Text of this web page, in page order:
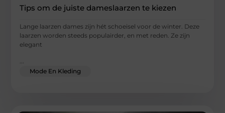
Tips om de juiste dameslaarzen te kiezen
Lange laarzen dames zijn hét schoeisel voor de winter. Deze
laarzen worden steeds populairder, en met reden. Ze zijn
elegant
Mode En Kleding